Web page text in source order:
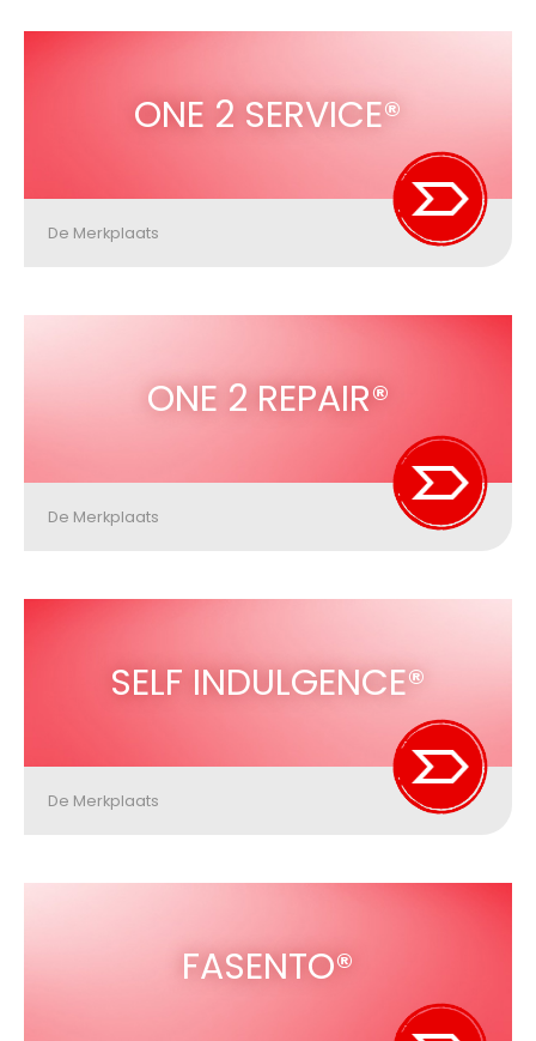
ONE 2 SERVICE®
De Merkplaats
ONE 2 REPAIR®
De Merkplaats
SELF INDULGENCE®
De Merkplaats
FASENTO®